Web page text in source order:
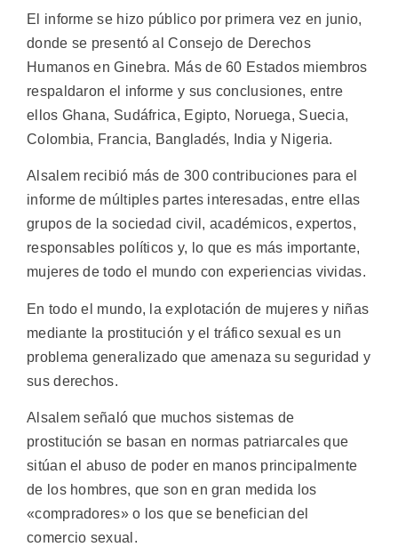
El informe se hizo público por primera vez en junio,
donde se presentó al Consejo de Derechos
Humanos en Ginebra. Más de 60 Estados miembros
respaldaron el informe y sus conclusiones, entre
ellos Ghana, Sudáfrica, Egipto, Noruega, Suecia,
Colombia, Francia, Bangladés, India y Nigeria.
Alsalem recibió más de 300 contribuciones para el
informe de múltiples partes interesadas, entre ellas
grupos de la sociedad civil, académicos, expertos,
responsables políticos y, lo que es más importante,
mujeres de todo el mundo con experiencias vividas.
En todo el mundo, la explotación de mujeres y niñas
mediante la prostitución y el tráfico sexual es un
problema generalizado que amenaza su seguridad y
sus derechos.
Alsalem señaló que muchos sistemas de
prostitución se basan en normas patriarcales que
sitúan el abuso de poder en manos principalmente
de los hombres, que son en gran medida los
«compradores» o los que se benefician del
comercio sexual.